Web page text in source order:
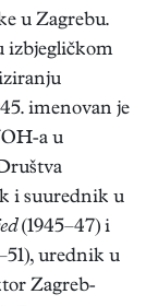
u Zagrebu.
izbjegličkom
imenovan je
a u
i suurednik u
(1945–47) i
urednik u
Zagreb-